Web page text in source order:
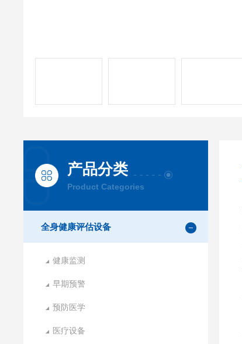
产品分类
Product Categories
全身健康评估设备
健康监测
早期预警
预防医学
医疗设备